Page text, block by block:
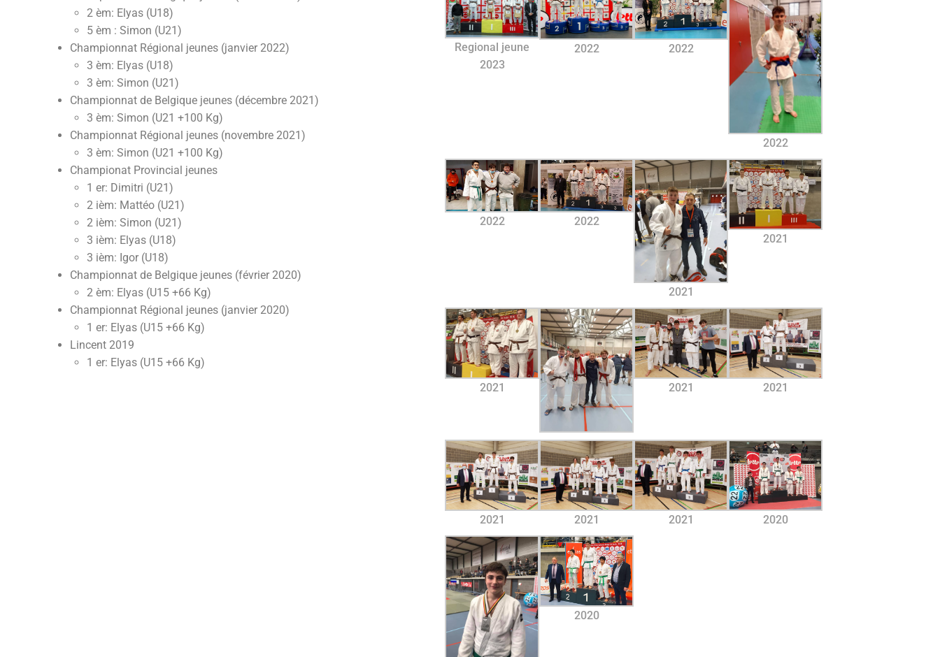
2 èm: Elyas (U18)
5 èm : Simon (U21)
Championnat Régional jeunes (janvier 2022)
3 èm: Elyas (U18)
3 èm: Simon (U21)
Championnat de Belgique jeunes (décembre 2021)
3 èm: Simon (U21 +100 Kg)
Championnat Régional jeunes (novembre 2021)
3 èm: Simon (U21 +100 Kg)
Championat Provincial jeunes
1 er: Dimitri (U21)
2 ièm: Mattéo (U21)
2 ièm: Simon (U21)
3 ièm: Elyas (U18)
3 ièm: Igor (U18)
Championnat de Belgique jeunes (février 2020)
2 èm: Elyas (U15 +66 Kg)
Championnat Régional jeunes (janvier 2020)
1 er: Elyas (U15 +66 Kg)
Lincent 2019
1 er: Elyas (U15 +66 Kg)
Regional jeune
2023
2022 2022
2022
2022 2022
2021
2021
2021 2021 2021
2021 2021 2021 2020
2020